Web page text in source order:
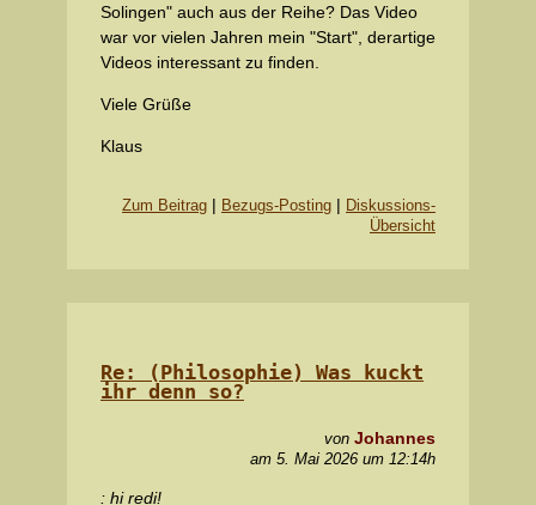
Solingen" auch aus der Reihe? Das Video
war vor vielen Jahren mein "Start", derartige
Videos interessant zu finden.
Viele Grüße
Klaus
Zum Beitrag | Bezugs-Posting | Diskussions-
Übersicht
Re: (Philosophie) Was kuckt
ihr denn so?
von Johannes
am 5. Mai 2026 um 12:14h
: hi redi!